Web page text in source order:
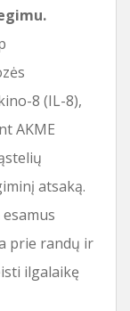
8 (IL-8),
AKME
atsaką.
prie randų ir
ilgalaikę